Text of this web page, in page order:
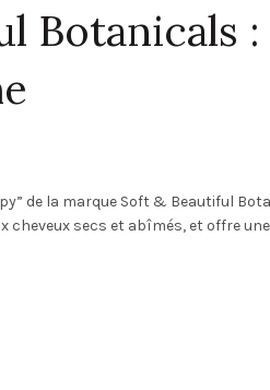
Botanicals
de la marque Soft & Beautiful
cheveux secs et abîmés, et offre